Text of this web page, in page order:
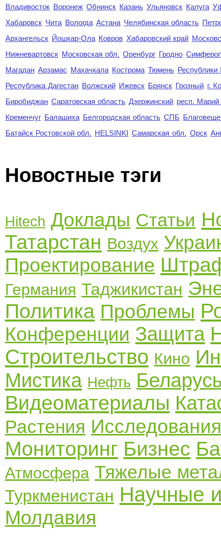
Владивосток Воронеж Обнинск Казань Ульяновск Калуга
Хабаровск Чита Вологда Астана Челябинская область
Архангельск Йошкар-Ола Ковров Хабаровский край
Нижневартовск Московская обл. Оренбург Гродно
Магадан Арзамас Махачкала Кострома Тюмень Республики
Республика Дагестан Волжский Ижевск Брянск Грозный г.
Биробиджан Саратовская область Дзержинский респ.
Кременчуг Балашиха Белгородская область СПБ
Батайск Ростовской обл. HELSINKI Самарская обл. Орск
Новостные тэги
Hitech Доклады Статьи
Татарстан Воздух
Проектирование
Германия Таджикистан
Политика Проблемы
Конференции Защита
Строительство Кино
Мистика Нефть
Видеоматериалы
Растения
Мониторинг Бизнес
Атмосфера Тяжелые
Туркменистан Научные
Молдавия